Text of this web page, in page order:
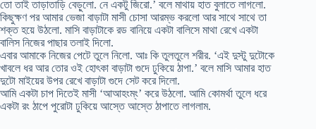
তো তাই তাড়াতাড়ি বেড়ুলো. নে একটু জিরো.’ বলে মাথায় হাত বুলাতে লাগলো.
কিছুক্ষণ পর আমার ভেজা বাড়াটা মাসী চোসা আরম্ভ করলো আর সাথে সাথে তা
শক্ত হয়ে উঠলো. মাসি বাড়াটাকে রড বানিয়ে একটা বালিসে মাথা রেখে একটা
বালিস নিজের পাছার তলাই দিলো.
এবার আমাকে নিজের পেটে তুলে নিলো. আঃ কি তুলতুলে শরীর. ‘এই দুস্টু দুটোকে
খাবলে ধর আর তোর ওই হোৎকা বাড়াটা গুদে ঢুকিয়ে ঠাপা.’ বলে মাসি আমার হাত
দুটো মাইয়ের উপর রেখে বাড়াটা গুদে সেট করে দিলো.
আমি একটা চাপ দিতেই মাসী ‘আআহংম্ং’ করে উঠলো. আমি কোমর্থা তুলে ধরে
একটা রং ঠাপে পুরোটা ঢুকিয়ে আস্তে আস্তে ঠাপাতে লাগলাম.